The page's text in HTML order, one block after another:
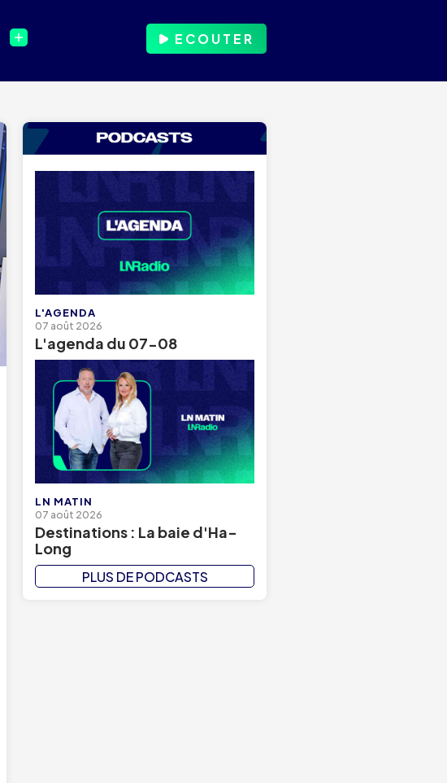
ECOUTER
L'AGENDA
07 août 2026
L'agenda du 07-08
LN MATIN
07 août 2026
Destinations : La baie d'Ha-
Long
PLUS DE PODCASTS